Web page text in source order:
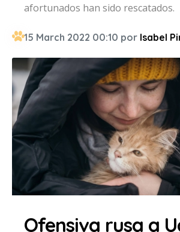
afortunados han sido rescatados.
15 March 2022 00:10 por Isabel
Ofensiva rusa a